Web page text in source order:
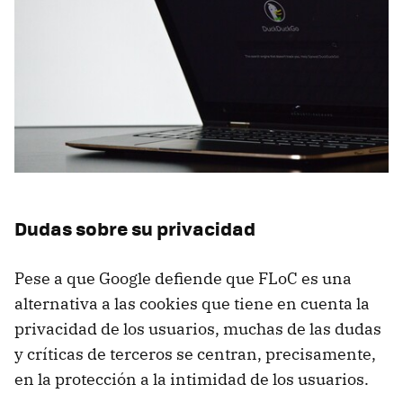
Dudas sobre su privacidad
Pese a que Google defiende que FLoC es una
alternativa a las cookies que tiene en cuenta la
privacidad de los usuarios, muchas de las dudas
y críticas de terceros se centran, precisamente,
en la protección a la intimidad de los usuarios.